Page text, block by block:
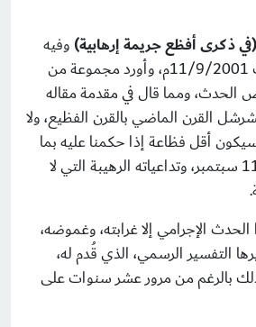
(في ذكرى أفظع جريمة إرهابية) وفيه
عبَّر عن رأيه في أحداث 11/9/2001م، وأورد مجموعة من
ومما قال في مقدمة مقاله
القرن الماضي بالقرن الفظيع، ولا
أقل فظاعة إذا حكمنا عليه بما
اُستهل به من حادث 11 سبتمبر، وتداعياته الرهيبة التي لا
الإجرامي إلا غرابته، وغموضه،
التفسير الرسمي، الذي قُدم له،
بالرغم من مرور عشر سنوات على